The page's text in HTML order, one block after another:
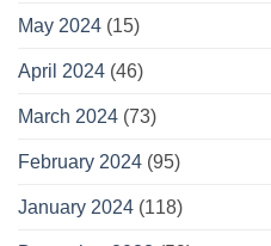
May 2024 (15)
April 2024 (46)
March 2024 (73)
February 2024 (95)
January 2024 (118)